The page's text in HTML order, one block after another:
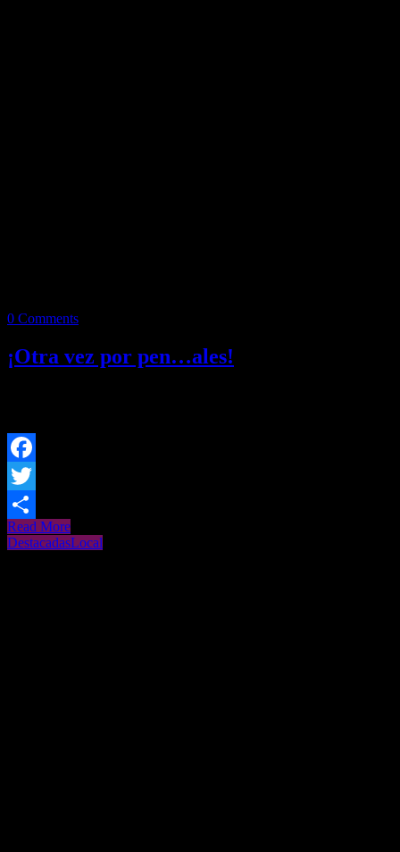
0 Comments
¡Otra vez por pen…ales!
Facebook
Twitter
Share
Read More
DestacadasLocal